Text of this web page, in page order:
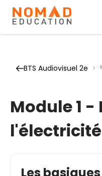
BTS Audiovisuel 2e >
Module 1 -
l'électricité